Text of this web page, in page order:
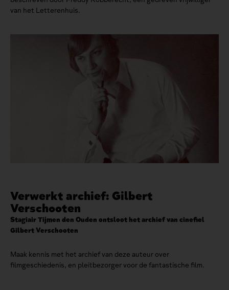
van het Letterenhuis.
Verwerkt archief: Gilbert
Verschooten
Stagiair Tijmen den Ouden ontsloot het archief van cinefiel
Gilbert Verschooten
Maak kennis met het archief van deze auteur over
filmgeschiedenis, en pleitbezorger voor de fantastische film.